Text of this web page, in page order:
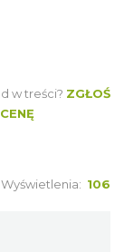
w treści? ZGŁOŚ
Wyświetlenia: 106